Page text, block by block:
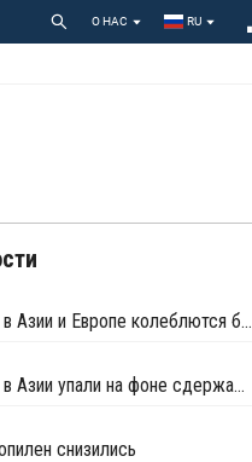
О НАС RU
Цены на пропилен в Азии и Европе колеблются близ уровня в USD1000
Цены на пропилен в Азии упали на фоне сдержанной закупочной активности
снизились